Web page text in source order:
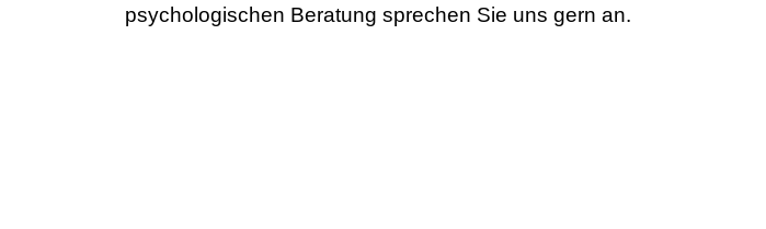
psychologischen Beratung sprechen Sie uns gern an.